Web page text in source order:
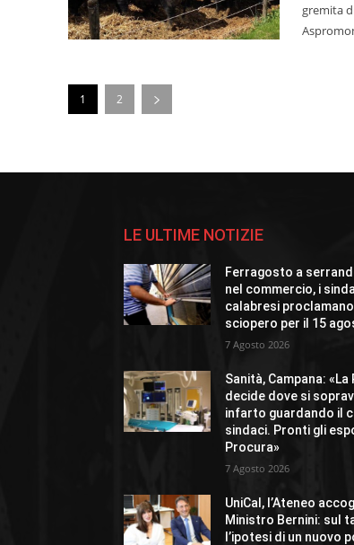
gremita
1 2
LE ULTIME NOTIZIE
Ferragosto a
nel commercio, i
calabresi
sciopero per il 15
7 Agosto 2026
Sanità, Campana: «La
decide dove si
infarto guardando il
sindaci. Pronti gli
Procura»
7 Agosto 2026
UniCal, l’Ateneo
Ministro Bernini: sul
l’ipotesi di un nuovo